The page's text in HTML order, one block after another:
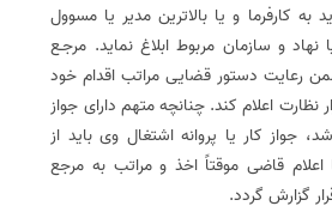
کارفرما و یا بالاترین مدیر یا مسوول
و سازمان مربوط ابلاغ نماید. مرجـع
رعایت دستور قضایی مراتب اقدام خود
نظارت اعلام کند. چنانچه متهم دارای جواز
جواز کار یا پروانه اشتغال وی باید از
قاضی موقتاً اخذ‌ و مراتب به مرجع
گزارش گردد.